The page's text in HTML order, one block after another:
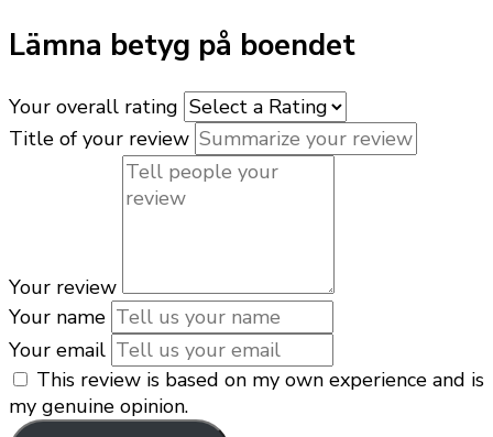
Lämna betyg på boendet
Your overall rating
Title of your review
Your review
Your name
Your email
This review is based on my own experience and is
my genuine opinion.